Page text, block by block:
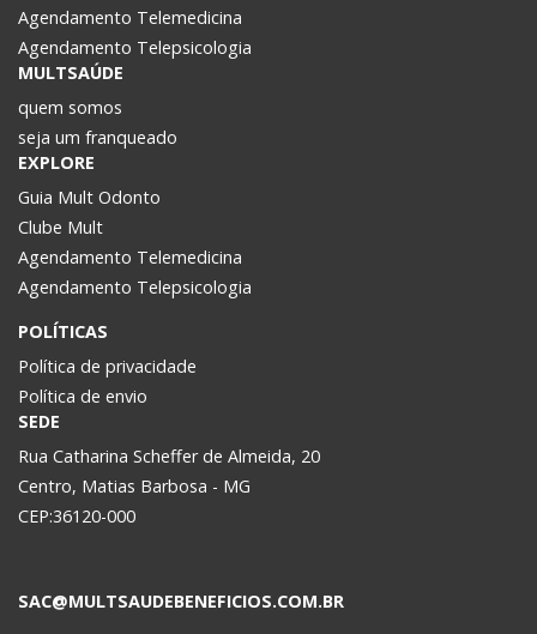
Agendamento Telemedicina
Agendamento Telepsicologia
MULTSAÚDE
quem somos
seja um franqueado
EXPLORE
Guia Mult Odonto
Clube Mult
Agendamento Telemedicina
Agendamento Telepsicologia
POLÍTICAS
Política de privacidade
Política de envio
SEDE
Rua Catharina Scheffer de Almeida, 20
Centro, Matias Barbosa - MG
CEP:36120-000
SAC@MULTSAUDEBENEFICIOS.COM.BR